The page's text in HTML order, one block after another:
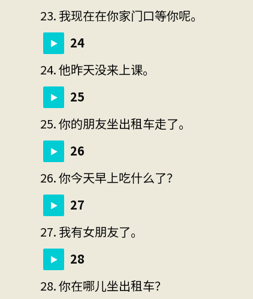
23. 我现在在你家门口等你呢。
24
24. 他昨天没来上课。
25
25. 你的朋友坐出租车走了。
26
26. 你今天早上吃什么了？
27
27. 我有女朋友了。
28
28. 你在哪儿坐出租车？